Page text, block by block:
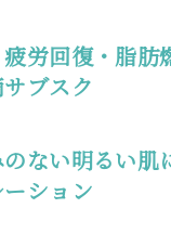
労回復・脂肪
ブスク
のない明るい
ション